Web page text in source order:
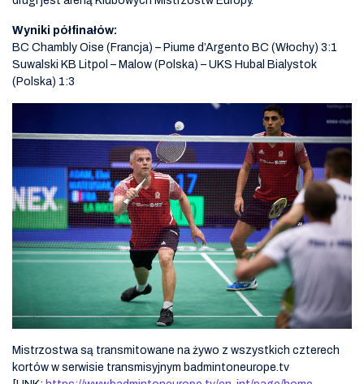
Wyniki półfinałów:
BC Chambly Oise (Francja) – Piume d’Argento BC (Włochy) 3:1
Suwalski KB Litpol – Malow (Polska) – UKS Hubal Bialystok
(Polska) 1:3
Mistrzostwa są transmitowane na żywo z wszystkich czterech
kortów w serwisie transmisyjnym badmintoneurope.tv